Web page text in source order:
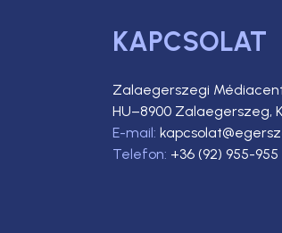
KAPCSOLAT
Zalaegerszegi
HU–8900 Zalaegerszeg,
E-mail:
Telefon: +36 (92) 955-955